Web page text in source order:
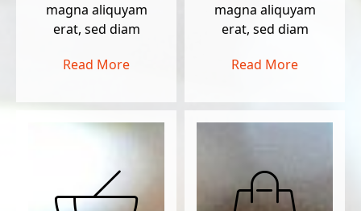
magna aliquyam
erat, sed diam
Read More
magna aliquyam
erat, sed diam
Read More